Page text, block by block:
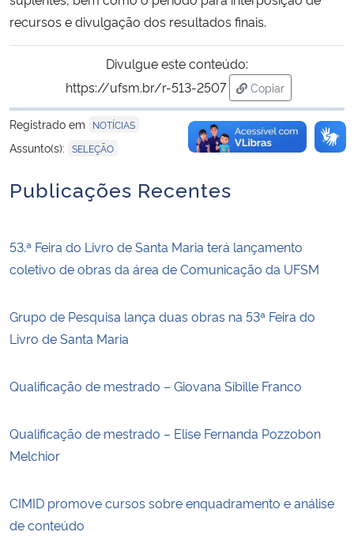
recursos e divulgação dos resultados finais.
Divulgue este conteúdo:
https://ufsm.br/r-513-2507
Copiar
para área de
Registrado em
NOTÍCIAS
Assunto(s): SELEÇÃO
Publicações Recentes
53.ª Feira do Livro de Santa Maria terá lançamento
coletivo de obras da área de Comunicação da UFSM
Grupo de Pesquisa lança duas obras na 53ª Feira do
Livro de Santa Maria
Qualificação de mestrado – Giovana Sibille Franco
Qualificação de mestrado – Elise Fernanda Pozzobon
Melchior
CIMID promove cursos sobre enquadramento e análise
de conteúdo